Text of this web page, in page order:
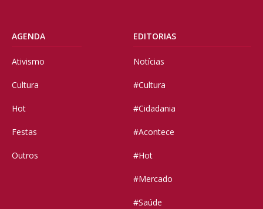
AGENDA
Ativismo
Cultura
Hot
Festas
Outros
EDITORIAS
Notícias
#Cultura
#Cidadania
#Acontece
#Hot
#Mercado
#Saúde